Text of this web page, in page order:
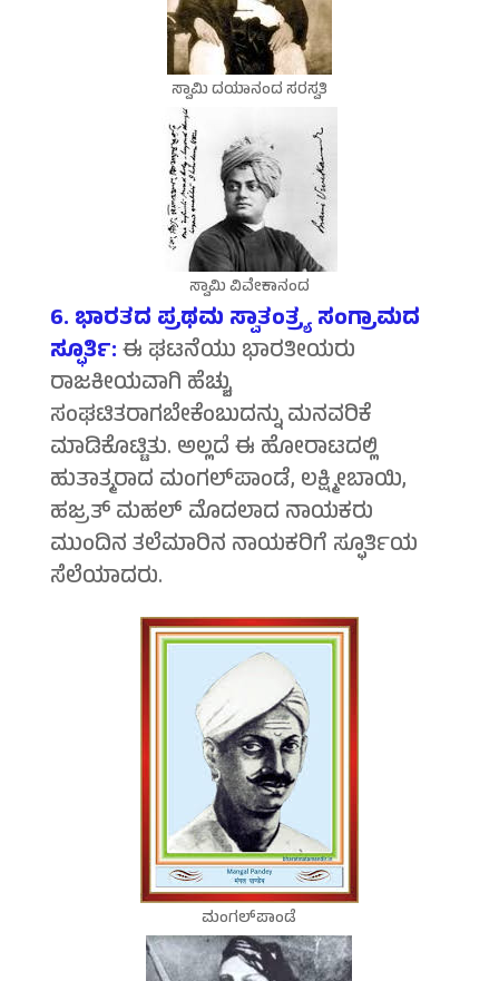
ಸ್ವಾಮಿ ದಯಾನಂದ ಸರಸ್ವತಿ
ಸ್ವಾಮಿ ವಿವೇಕಾನಂದ
6. ಭಾರತದ ಪ್ರಥಮ ಸ್ವಾತಂತ್ರ್ಯ ಸಂಗ್ರಾಮದ
ಸ್ಫೂರ್ತಿ:ಈ ಘಟನೆಯು ಭಾರತೀಯರು
ರಾಜಕೀಯವಾಗಿ ಹೆಚ್ಚು
ಸಂಘಟಿತರಾಗಬೇಕೆಂಬುದನ್ನು ಮನವರಿಕೆ
ಮಾಡಿಕೊಟ್ಟಿತು. ಅಲ್ಲದೆ ಈ ಹೋರಾಟದಲ್ಲಿ
ಹುತಾತ್ಮರಾದ ಮಂಗಲ್‍ಪಾಂಡೆ, ಲಕ್ಷ್ಮೀಬಾಯಿ,
ಹಜ್ರತ್ ಮಹಲ್ ಮೊದಲಾದ ನಾಯಕರು
ಮುಂದಿನ ತಲೆಮಾರಿನ ನಾಯಕರಿಗೆ ಸ್ಫೂರ್ತಿಯ
ಸೆಲೆಯಾದರು.
ಮಂಗಲ್‍ಪಾಂಡೆ